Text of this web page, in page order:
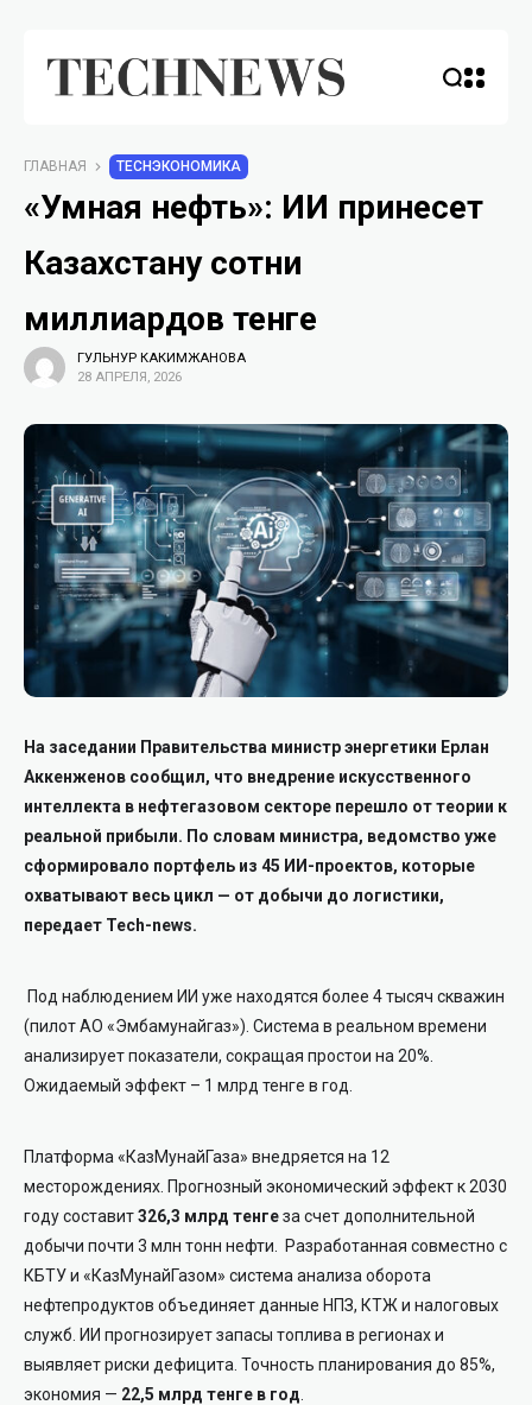
ГЛАВНАЯ TECHЭКОНОМИКА
«Умная нефть»: ИИ принесет
Казахстану сотни
миллиардов тенге
ГУЛЬНУР КАКИМЖАНОВА
28 АПРЕЛЯ, 2026
На заседании Правительства министр энергетики Ерлан
Аккенженов сообщил, что внедрение искусственного
интеллекта в нефтегазовом секторе перешло от теории к
реальной прибыли. По словам министра, ведомство уже
сформировало портфель из 45 ИИ-проектов, которые
охватывают весь цикл — от добычи до логистики,
передает Tech-news.
Под наблюдением ИИ уже находятся более 4 тысяч скважин
(пилот АО «Эмбамунайгаз»). Система в реальном времени
анализирует показатели, сокращая простои на 20%.
Ожидаемый эффект – 1 млрд тенге в год.
Платформа «КазМунайГаза» внедряется на 12
месторождениях. Прогнозный экономический эффект к 2030
году составит326,3 млрд тенгеза счет дополнительной
добычи почти 3 млн тонн нефти. Разработанная совместно с
КБТУ и «КазМунайГазом» система анализа оборота
нефтепродуктов объединяет данные НПЗ, КТЖ и налоговых
служб. ИИ прогнозирует запасы топлива в регионах и
выявляет риски дефицита. Точность планирования до 85%,
экономия — 22,5 млрд тенге в год